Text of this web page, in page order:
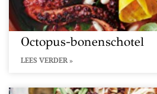
Octopus-bonenschotel
LEES VERDER »